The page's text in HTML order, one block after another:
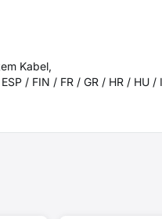
Kabel,
/ FIN / FR / GR / HR / HU